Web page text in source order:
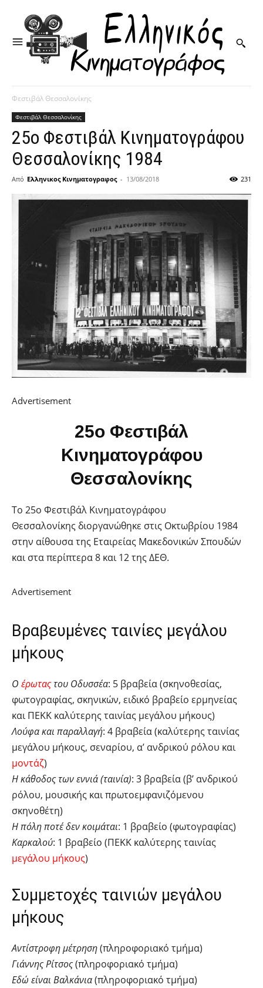
Φεστιβάλ Θεσσαλονίκης
Φεστιβάλ Θεσσαλονίκης
25ο Φεστιβάλ Κινηματογράφου
Θεσσαλονίκης 1984
Από Ελληνικος Κινηματογραφος - 13/08/2018 231
Advertisement
25ο Φεστιβάλ
Κινηματογράφου
Θεσσαλονίκης
Το 25ο Φεστιβάλ Κινηματογράφου
Θεσσαλονίκης διοργανώθηκε στις Οκτωβρίου 1984
στην αίθουσα της Εταιρείας Μακεδονικών Σπουδών
και στα περίπτερα 8 και 12 της ΔΕΘ.
Advertisement
Βραβευμένες ταινίες μεγάλου
μήκους
Ο έρωταςτου Οδυσσέα: 5 βραβεία (σκηνοθεσίας,
φωτογραφίας, σκηνικών, ειδικό βραβείο ερμηνείας
και ΠΕΚΚ καλύτερης ταινίας μεγάλου μήκους)
Λούφα και παραλλαγή: 4 βραβεία (καλύτερης ταινίας
μεγάλου μήκους, σεναρίου, α’ ανδρικού ρόλου και
μοντάζ)
Η κάθοδος των εννιά (ταινία): 3 βραβεία (β’ ανδρικού
ρόλου, μουσικής και πρωτοεμφανιζόμενου
σκηνοθέτη)
Η πόλη ποτέ δεν κοιμάται: 1 βραβείο (φωτογραφίας)
Καρκαλού: 1 βραβείο (ΠΕΚΚ καλύτερης ταινίας
μεγάλου μήκους)
Συμμετοχές ταινιών μεγάλου
μήκους
Αντίστροφη μέτρηση(πληροφοριακό τμήμα)
Γιάννης Ρίτσος(πληροφοριακό τμήμα)
Εδώ είναι Βαλκάνια(πληροφοριακό τμήμα)